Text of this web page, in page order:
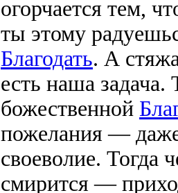
огорчается тем,
ты этому
Благодать. А
есть наша задача.
божественной
пожелания —
своеволие. Тогда
смирится —